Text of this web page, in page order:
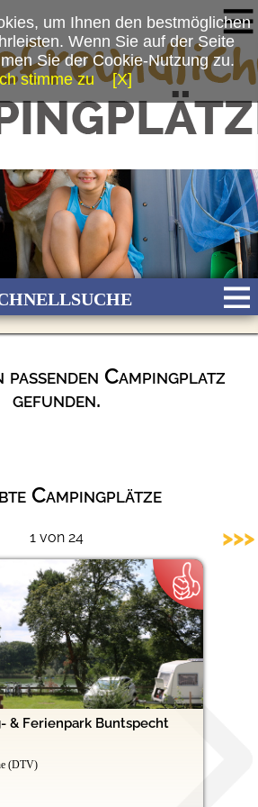
Gebirge See
Wald/Wiesen
geöffnet
passenden Campingplatz
gefunden.
Campingplätze
& Ferienpark Buntspecht
(DTV)
1 von 24 >>>
um Ihnen den bestmöglichen
Wenn Sie auf der Seite
Sie der Cookie-Nutzung zu.
stimme zu
[X]